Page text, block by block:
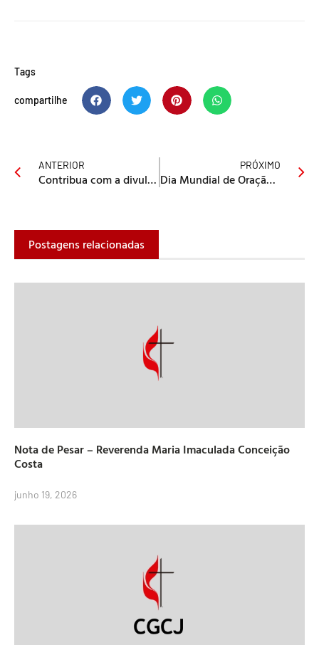
Tags
compartilhe
ANTERIOR
Contribua com a divulgação das atividades de sua igreja local e região Saiba mais!
PRÓXIMO
Dia Mundial de Oração 2013
Postagens relacionadas
Nota de Pesar – Reverenda Maria Imaculada Conceição
Costa
junho 19, 2026